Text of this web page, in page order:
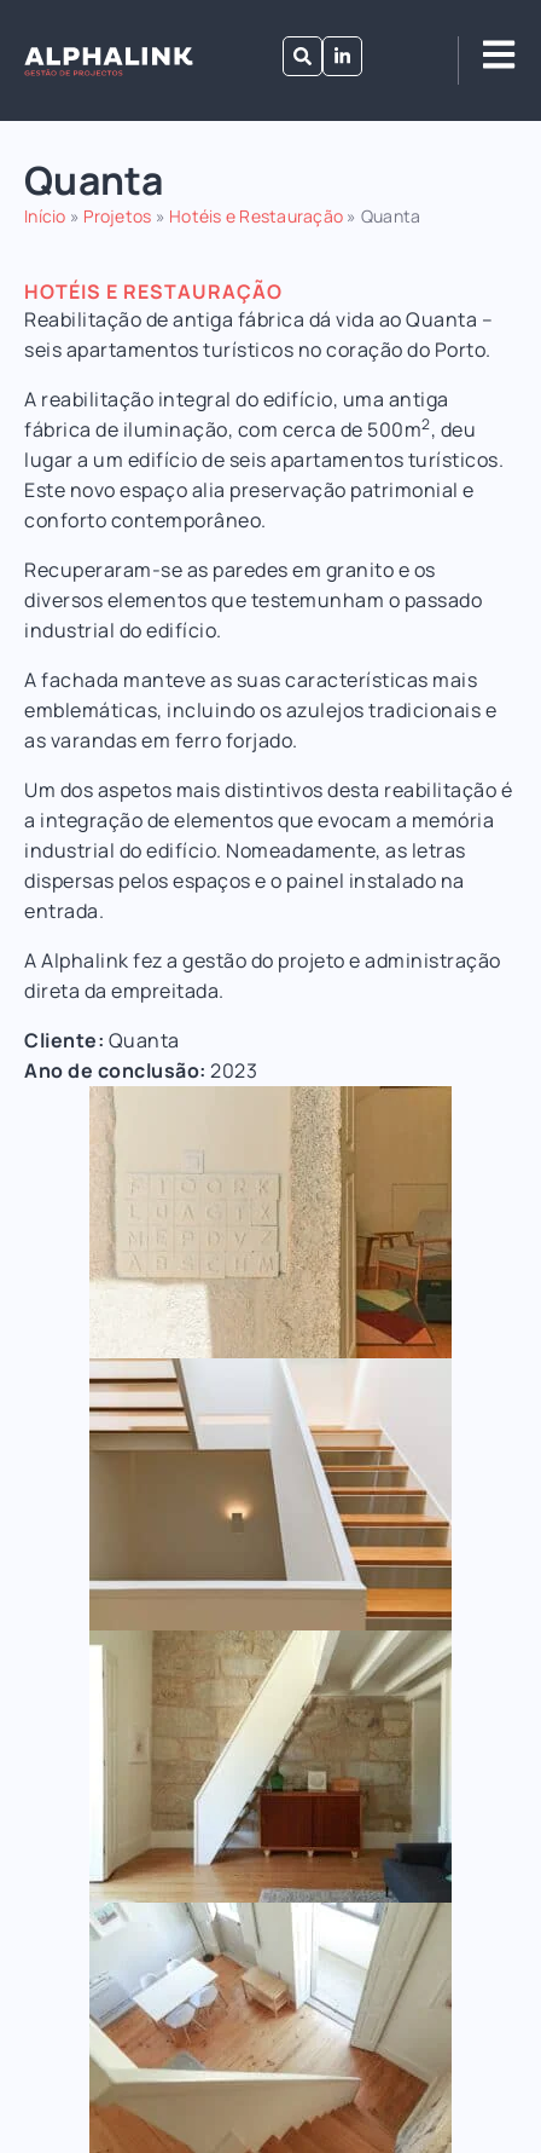
Quanta
Início » Projetos » Hotéis e Restauração » Quanta
HOTÉIS E RESTAURAÇÃO
Reabilitação de antiga fábrica dá vida ao Quanta –
seis apartamentos turísticos no coração do Porto.
A reabilitação integral do edifício, uma antiga
fábrica de iluminação, com cerca de 500m2, deu
lugar a um edifício de seis apartamentos turísticos.
Este novo espaço alia preservação patrimonial e
conforto contemporâneo.
Recuperaram-se as paredes em granito e os
diversos elementos que testemunham o passado
industrial do edifício.
A fachada manteve as suas características mais
emblemáticas, incluindo os azulejos tradicionais e
as varandas em ferro forjado.
Um dos aspetos mais distintivos desta reabilitação é
a integração de elementos que evocam a memória
industrial do edifício. Nomeadamente, as letras
dispersas pelos espaços e o painel instalado na
entrada.
A Alphalink fez a gestão do projeto e administração
direta da empreitada.
Cliente: Quanta
Ano de conclusão: 2023